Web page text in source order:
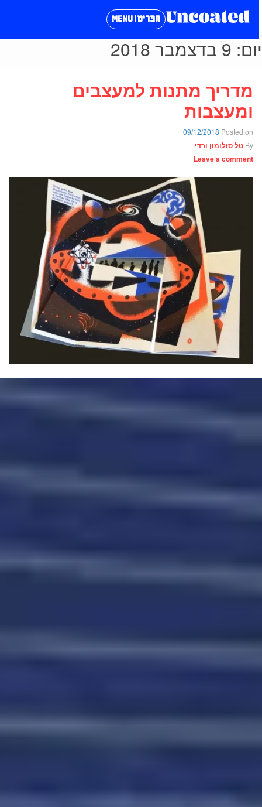
תפריט | MENU
9 בדצמבר 2018
מדריך מתנות למעצבים
ומעצבות
Posted on
09/12/2018
Byטל סולומון ורדי
Leave a comment